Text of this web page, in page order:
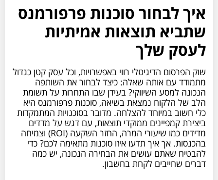
איך לבחור סוכנות פרפורמנס
שתביא תוצאות אמיתיות
לעסק שלך
שוק הפרסום הדיגיטלי רווי באפשרויות, וכל עסק קטן כגדול
מתמודד עם אותה שאלה: כיצד לבחור את השותפה
הנכונה למסע השיווקי? בעידן שבו התחרות על תשומת
הלב של הלקוח נמצאת בשיאה, סוכנות פרפורמנס היא
כלי חשוב במיוחד להצלחה. מדובר בסוכנויות המתמקדות
ביצירת קמפיינים ממוקדי תוצאות, עם דגש על מדדים
מדידים כמו שיעורי המרה, החזר השקעה (ROI) וצמיחה
בהכנסות. אך איך תדעו איזו סוכנות מתאימה לכם? כדי
להבטיח שאתם עושים את הבחירה הנכונה, יש כמה
דברים שחייבים לקחת בחשבון.